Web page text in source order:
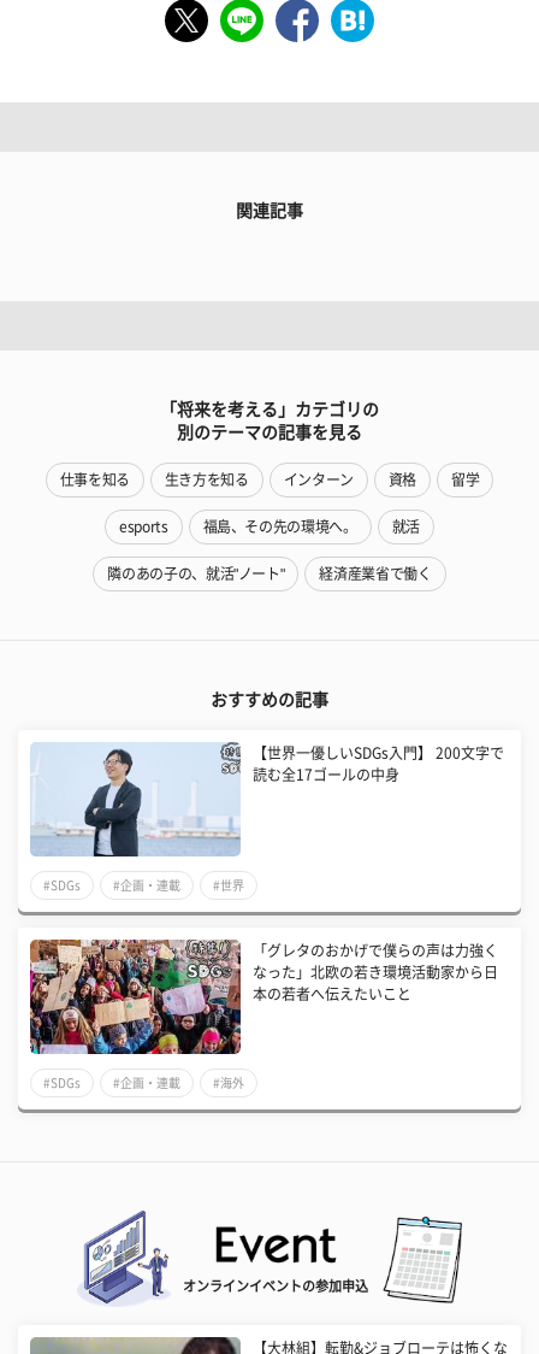
関連記事
「将来を考える」カテゴリの
別のテーマの記事を見る
仕事を知る 生き方を知る インターン 資格 留学
esports 福島、その先の環境へ。 就活
隣のあの子の、就活"ノート" 経済産業省で働く
おすすめの記事
【世界一優しいSDGs入門】 200文字で
読む全17ゴールの中身
#SDGs #企画・連載 #世界
「グレタのおかげで僕らの声は力強く
なった」北欧の若き環境活動家から日
本の若者へ伝えたいこと
#SDGs #企画・連載 #海外
オンラインイベントの参加申込
【大林組】転勤&ジョブローテは怖くな